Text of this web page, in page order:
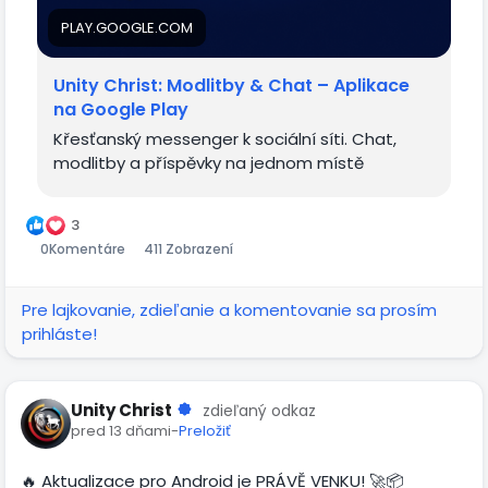
https://play.google.com/store/apps/details?
id=messaging.unitychrist.app&hl=cs
PLAY.GOOGLE.COM
Unity Christ: Modlitby & Chat – Aplikace
na Google Play
Křesťanský messenger k sociální síti. Chat,
modlitby a příspěvky na jednom místě
3
0Komentáre 411 Zobrazení
Pre lajkovanie, zdieľanie a komentovanie sa prosím
prihláste!
Unity Christ zdieľaný odkaz
pred 13 dňami-Preložiť
🔥 Aktualizace pro Android je PRÁVĚ VENKU! 🚀📦